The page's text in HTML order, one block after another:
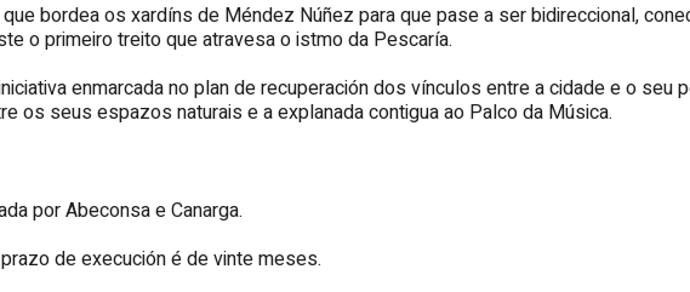
bordea os xardíns de Méndez Núñez para que pase a ser bidireccional,
o primeiro treito que atravesa o istmo da Pescaría.
enmarcada no plan de recuperación dos vínculos entre a cidade e o
os seus espazos naturais e a explanada contigua ao Palco da Música.
por Abeconsa e Canarga.
de execución é de vinte meses.